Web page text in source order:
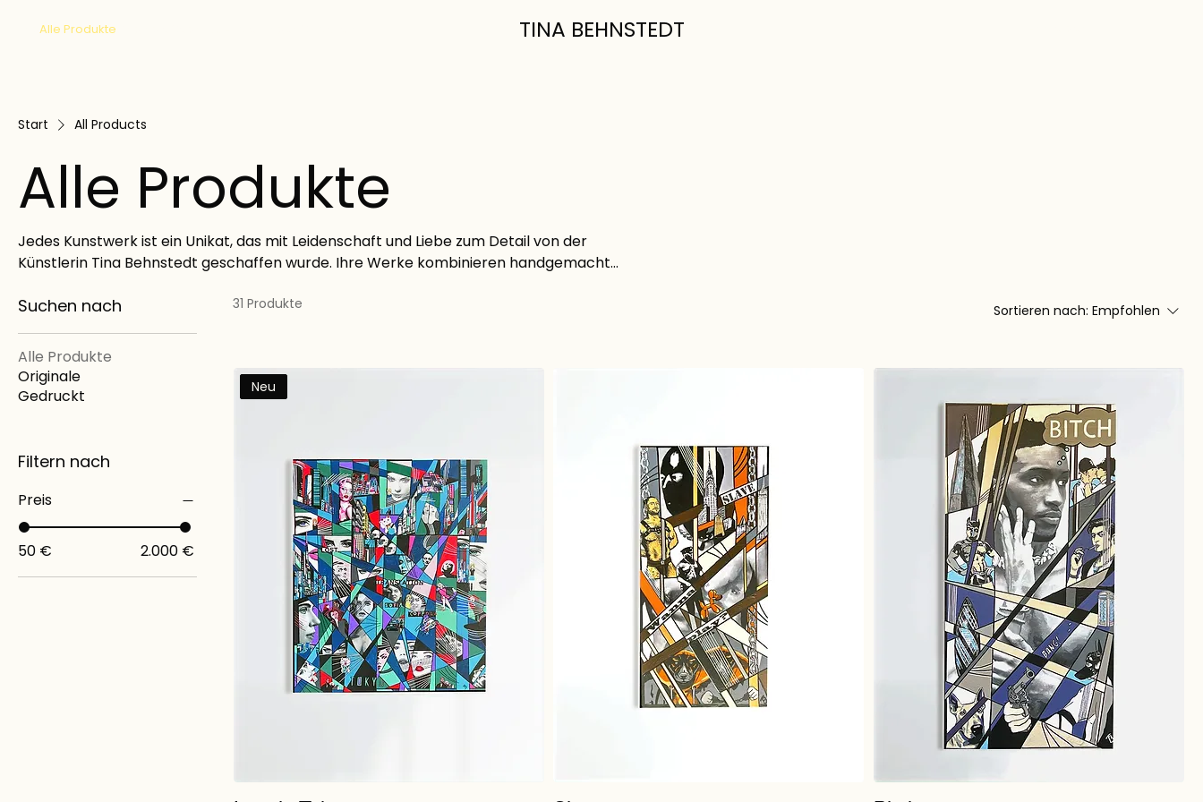
Alle Produkte TINA BEHNSTEDT
Start All Products
Alle Produkte
Jedes Kunstwerk ist ein Unikat, das mit Leidenschaft und Liebe zum Detail von der
Künstlerin Tina Behnstedt geschaffen wurde. Ihre Werke kombinieren handgemachte
Diese Stücke spiegeln die kreative Vision der Künstlerin wider und erzählen
Suchen nach
Alle Produkte
Originale
Gedruckt
Filtern nach
Preis
50 € 2.000 €
31 Produkte Sortieren nach: Empfohlen
Neu